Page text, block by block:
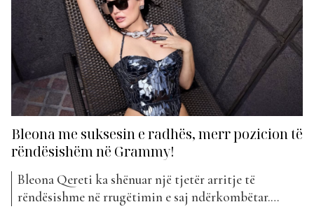
Bleona me suksesin e radhës, merr pozicion të
rëndësishëm në Grammy!
Bleona Qereti ka shënuar një tjetër arritje të
rëndësishme në rrugëtimin e saj ndërkombëtar.